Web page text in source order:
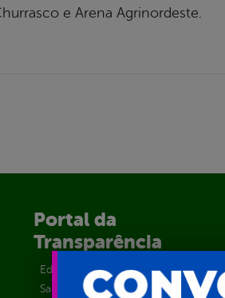
e Arena Agrinordeste.
Portal da
Transparência
Educação
Saúde